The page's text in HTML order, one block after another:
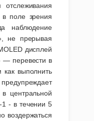
в поле зрения
наблюдение
не прерывая
дисплей
— перевести в
выполнить
центральной
1 - в течении 5
воздержаться